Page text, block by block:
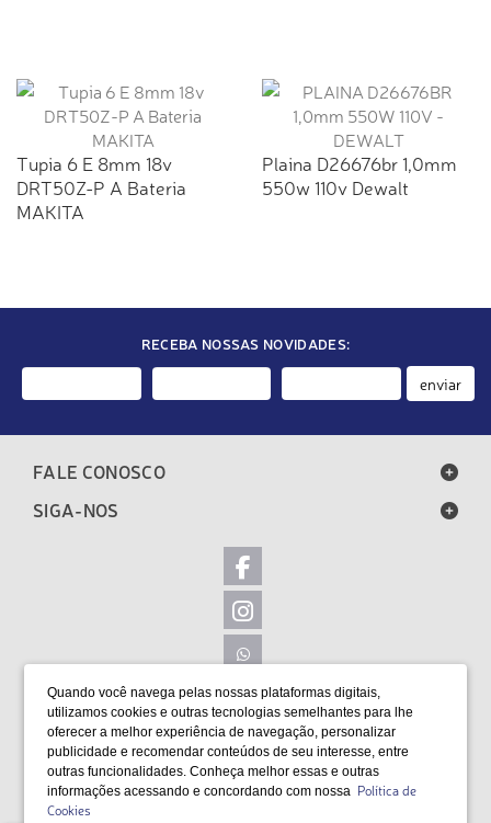
Quando você navega pelas nossas plataformas digitais,
utilizamos cookies e outras tecnologias semelhantes para lhe
oferecer a melhor experiência de navegação, personalizar
publicidade e recomendar conteúdos de seu interesse, entre
outras funcionalidades. Conheça melhor essas e outras
informações acessando e concordando com nossa Política de
Cookies
Tupia 6 E 8mm 18v
DRT50Z-P A Bateria
MAKITA
Plaina D26676br 1,0mm
550w 110v Dewalt
RECEBA NOSSAS NOVIDADES:
enviar
FALE CONOSCO
SIGA-NOS
LOCALIZAÇÃO
FORMAS DE PAGAMENTO